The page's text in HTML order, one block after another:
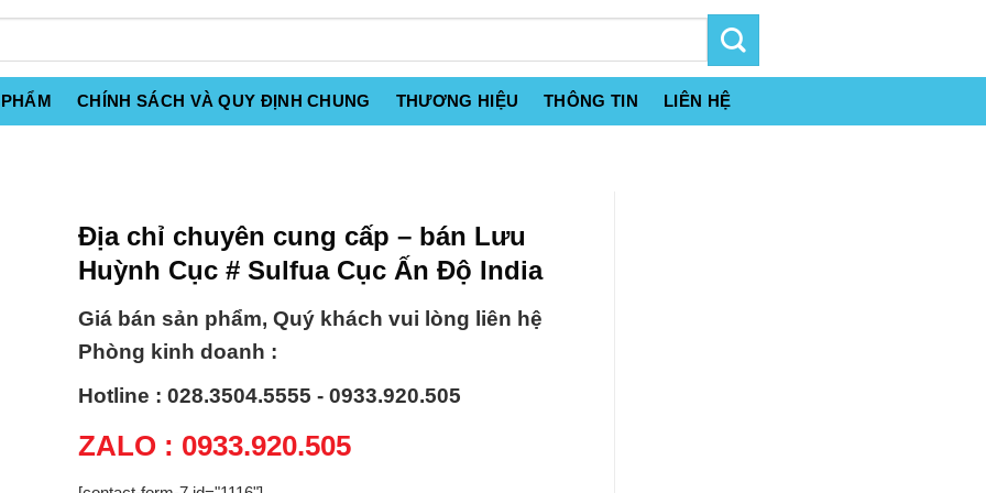
CHÍNH SÁCH VÀ QUY ĐỊNH CHUNG THƯƠNG HIỆU THÔNG TIN LIÊN HỆ
Địa chỉ chuyên cung cấp – bán Lưu
Huỳnh Cục # Sulfua Cục Ấn Độ India
Giá bán sản phẩm, Quý khách vui lòng liên hệ
Phòng kinh doanh :
Hotline : 028.3504.5555 - 0933.920.505
ZALO : 0933.920.505